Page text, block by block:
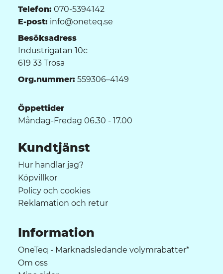
Telefon: 070-5394142
E-post: info@oneteq.se
Besöksadress
Industrigatan 10c
619 33 Trosa
Org.nummer: 559306–4149
Öppettider
Måndag-Fredag 06.30 - 17.00
Kundtjänst
Hur handlar jag?
Köpvillkor
Policy och cookies
Reklamation och retur
Information
OneTeq - Marknadsledande volymrabatter*
Om oss